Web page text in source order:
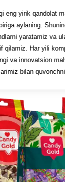
eng yirik qandolat
aylaning.
yaratamiz va
qilamiz. Har yili
va innovatsion
bilan